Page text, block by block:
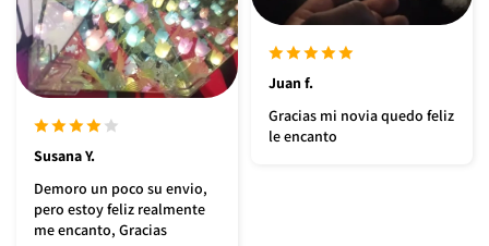
Juan f.
Gracias mi novia quedo feliz
le encanto
Susana Y.
Demoro un poco su envio,
pero estoy feliz realmente
me encanto, Gracias